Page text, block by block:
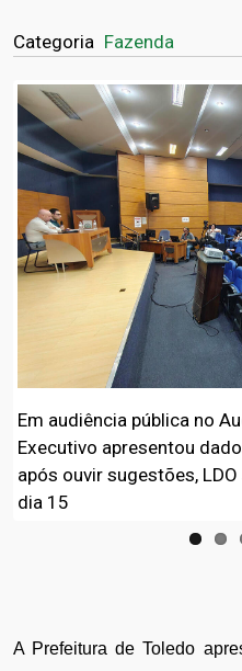
Categoria Fazenda
Em audiência pública no
Executivo apresentou
após ouvir sugestões,
dia 15
A Prefeitura de Toledo